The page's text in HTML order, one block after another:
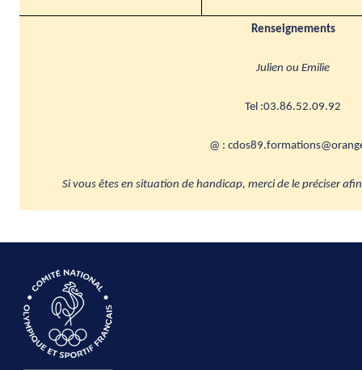
Renseignements
Julien ou Emilie
Tel :03.86.52.09.92
@ :
Si vous êtes en situation de handicap, merci de le préciser